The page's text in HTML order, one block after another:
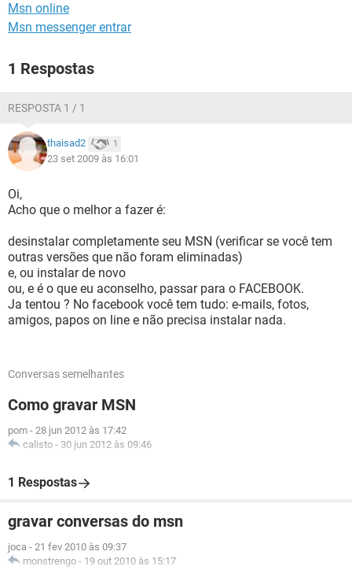
Msn online
Msn messenger entrar
1 Respostas
RESPOSTA 1 / 1
thaisad2 1
23 set 2009 às 16:01
Oi,
Acho que o melhor a fazer é:
desinstalar completamente seu MSN (verificar se você tem
outras versões que não foram eliminadas)
e, ou instalar de novo
ou, e é o que eu aconselho, passar para o FACEBOOK.
Ja tentou ? No facebook você tem tudo: e-mails, fotos,
amigos, papos on line e não precisa instalar nada.
Conversas semelhantes
Como gravar MSN
pom - 28 jun 2012 às 17:42
calisto - 30 jun 2012 às 09:46
1 Respostas
gravar conversas do msn
joca - 21 fev 2010 às 09:37
monstrengo - 19 out 2010 às 15:17